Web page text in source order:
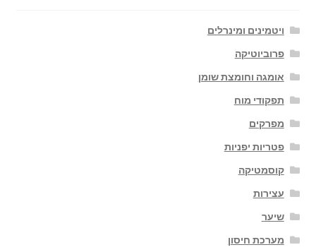
ויטמינים ומינרלים
פרוביוטיקה
אומגה וחומצת שומן
תפקודי מוח
מפרקים
פטריות יפניות
קוסמטיקה
עצירות
שיער
מערכת חיסון